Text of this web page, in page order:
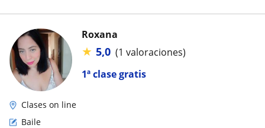
1ª clase gratis
Roxana
★ 5,0 (1 valoraciones)
Clases on line
Baile